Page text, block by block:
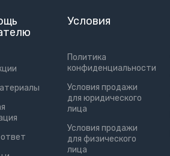
Условия
Политика
конфиденциальности
Условия продажи
для юридического
лица
Условия продажи
для физического
лица